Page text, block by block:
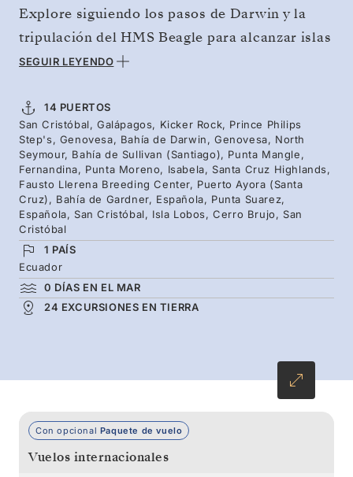
Explore siguiendo los pasos de Darwin y la
tripulación del HMS Beagle para alcanzar islas
aisladas y colonias remotas. Inicie su año con
disfrute de vistas panorámicas de icónicos
paisajes volcánicos, como la Roca León
Dormido, y navegue en zódiac o haga rutas de
senderismo guiadas entre la famosa e intrépida
vida salvaje. Nuestro equipo de expertos le
guiará por las islas donde predominan las aves
y los encuentros emblemáticos con especies
autóctonas, como las tortugas gigantes, los
pingüinos de Galápagos y las tortugas marinas.
SEGUIR LEYENDO
14 PUERTOS
San Cristóbal, Galápagos, Kicker Rock, Prince Philips
Step's, Genovesa, Bahía de Darwin, Genovesa, North
Seymour, Bahía de Sullivan (Santiago), Punta Mangle,
Fernandina, Punta Moreno, Isabela, Santa Cruz Highlands,
Fausto Llerena Breeding Center, Puerto Ayora (Santa
Cruz), Bahía de Gardner, Española, Punta Suarez,
Española, San Cristóbal, Isla Lobos, Cerro Brujo, San
Cristóbal
1 PAÍS
Ecuador
0 DÍAS EN EL MAR
24 EXCURSIONES EN TIERRA
Con opcional Paquete de vuelo
Vuelos internacionales